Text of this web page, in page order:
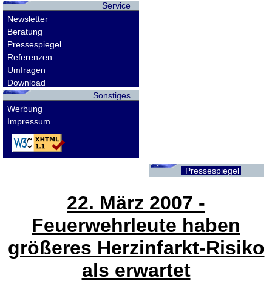
Service
Newsletter
Beratung
Pressespiegel
Referenzen
Umfragen
Download
Sonstiges
Werbung
Impressum
Pressespiegel
22. März 2007 -
Feuerwehrleute haben
größeres Herzinfarkt-Risiko
als erwartet